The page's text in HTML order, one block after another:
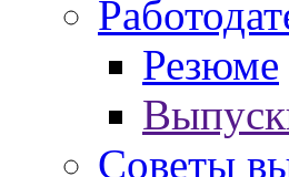
Резюме
Советы